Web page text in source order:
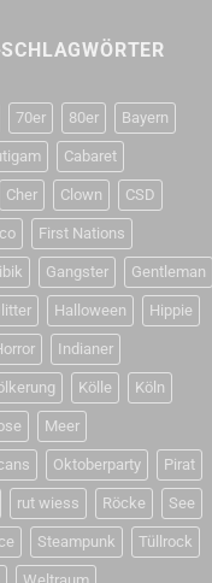
70er 80er Bayern
Cabaret
Cher Clown CSD
First Nations
Gangster Gentleman
Halloween Hippie
Indianer
Kölle Köln
Meer
Oktoberparty Pirat
rut wiess Röcke See
Steampunk Tüllrock